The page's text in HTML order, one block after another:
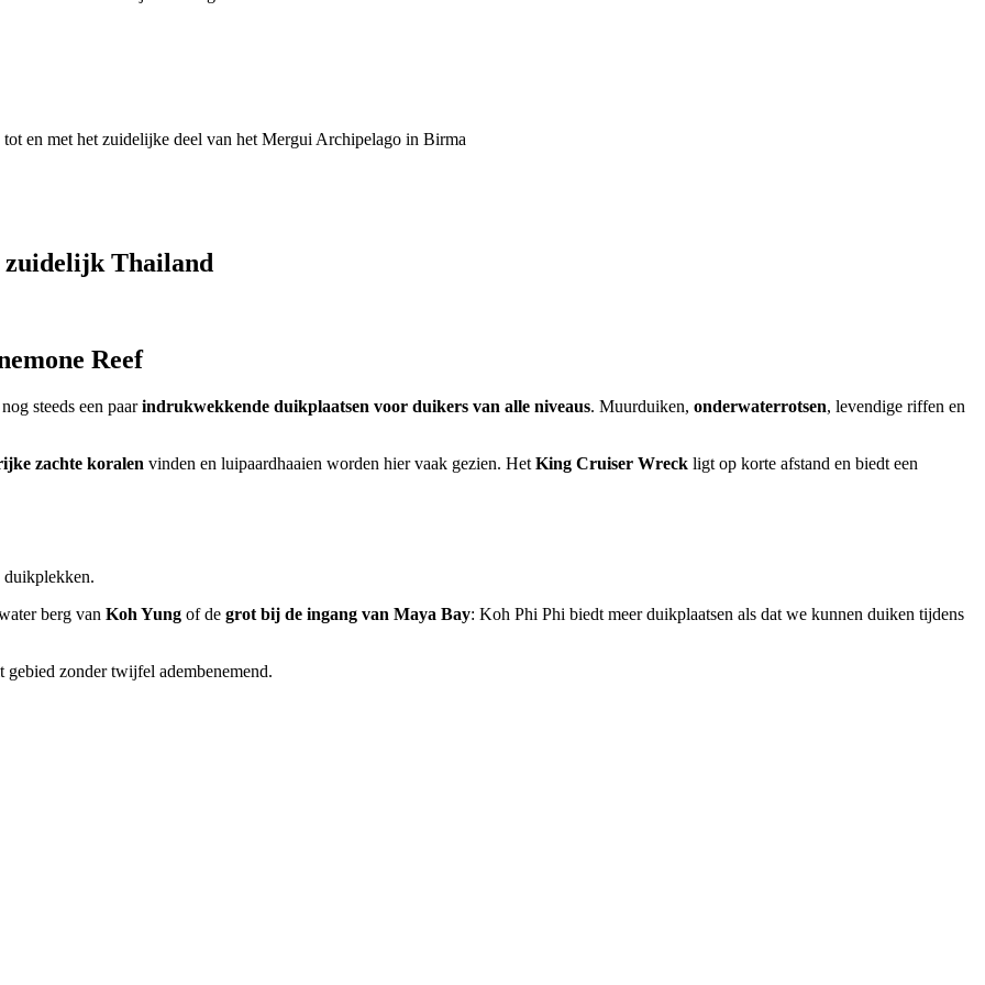
en met het zuidelijke deel van het Mergui Archipelago in Birma
zuidelijk Thailand
Reef
steeds een paarindrukwekkende duikplaatsen voor duikers van alle niveaus. Muurduiken, onderwaterrotsen, levendige riffen en
zachte koralen vinden en luipaardhaaien worden hier vaak gezien. Het King Cruiser Wreck ligt op korte afstand en biedt een
duikplekken.
berg van Koh Yung of de grot bij de ingang van Maya Bay: Koh Phi Phi biedt meer duikplaatsen als dat we kunnen duiken tijdens
zonder twijfel adembenemend.